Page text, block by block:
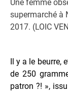
Une femme
supermarché à
2017. (LOIC
Il y a le beurre,
de 250
patron ?! »,